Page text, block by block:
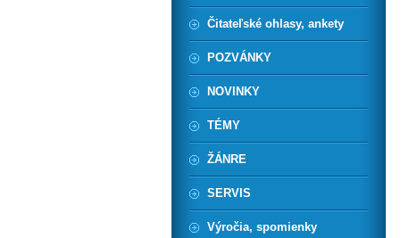
Čitateľské ohlasy, ankety
POZVÁNKY
NOVINKY
TÉMY
ŽÁNRE
SERVIS
Výročia, spomienky